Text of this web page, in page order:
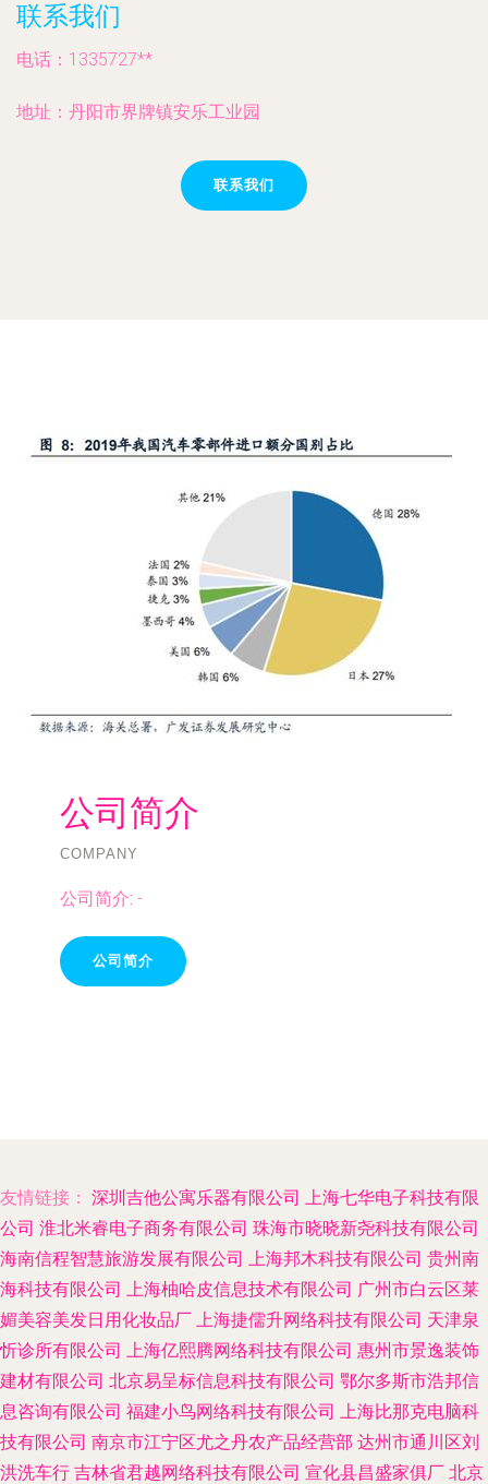
联系我们
电话：1335727**
地址：丹阳市界牌镇安乐工业园
联系我们
公司简介
COMPANY
公司简介: -
公司简介
友情链接： 深圳吉他公寓乐器有限公司 上海七华电子科技有限
公司 淮北米睿电子商务有限公司 珠海市晓晓新尧科技有限公司
海南信程智慧旅游发展有限公司 上海邦木科技有限公司 贵州南
海科技有限公司 上海柚哈皮信息技术有限公司 广州市白云区莱
媚美容美发日用化妆品厂 上海捷儒升网络科技有限公司 天津泉
忻诊所有限公司 上海亿熙腾网络科技有限公司 惠州市景逸装饰
建材有限公司 北京易呈标信息科技有限公司 鄂尔多斯市浩邦信
息咨询有限公司 福建小鸟网络科技有限公司 上海比那克电脑科
技有限公司 南京市江宁区尤之丹农产品经营部 达州市通川区刘
洪洗车行 吉林省君越网络科技有限公司 宣化县昌盛家俱厂 北京